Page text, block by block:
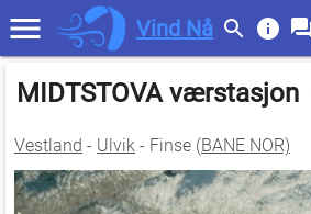
Vind Nå
MIDTSTOVA værstasjon
Vestland - Ulvik - Finse (BANE NOR)